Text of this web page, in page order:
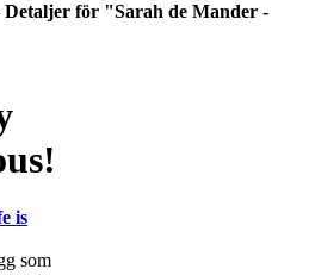
Detaljer för "Sarah de Mander -
is
som